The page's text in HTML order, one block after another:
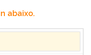
abaixo.